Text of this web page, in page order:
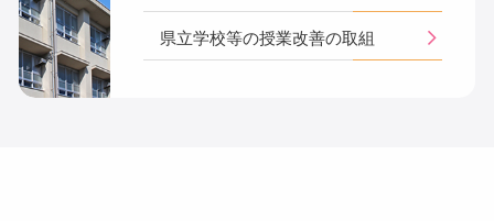
県立学校等の授業改善の取組